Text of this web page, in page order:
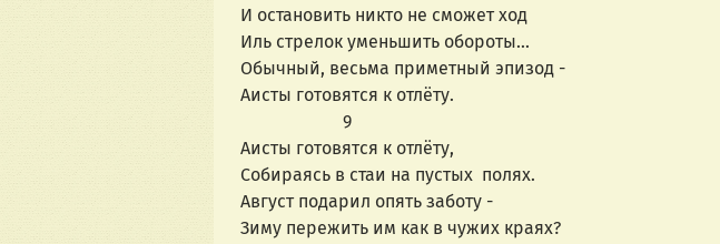
И остановить никто не сможет ход
Иль стрелок уменьшить обороты...
Обычный, весьма приметный эпизод -
Аисты готовятся к отлёту.
                       9
Аисты готовятся к отлёту,
Собираясь в стаи на пустых  полях.
Август подарил опять заботу -
Зиму пережить им как в чужих краях?